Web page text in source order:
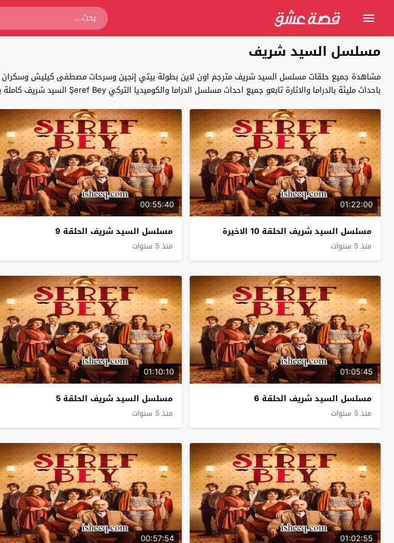
مسلسل السيد شريف
مشاهدة جميع حلقات مسلسل السيد شريف مترجم اون لاين بطولة بيتي إنجين وسرحات مصطفى كيليش وسكران
باحداث مليئة بالدراما والاثارة تابعو جميع احداث مسلسل الدراما والكوميديا التركي Şeref Bey السيد شريف كاملة بجودة عالية بالعربية حصريا على قصة عشق .
01:22:00
مسلسل السيد شريف الحلقة 10 الاخيرة
منذ 5 سنوات
00:55:40
مسلسل السيد شريف الحلقة 9
منذ 5 سنوات
01:05:45
مسلسل السيد شريف الحلقة 6
منذ 5 سنوات
01:10:10
مسلسل السيد شريف الحلقة 5
منذ 5 سنوات
01:02:55
00:57:54